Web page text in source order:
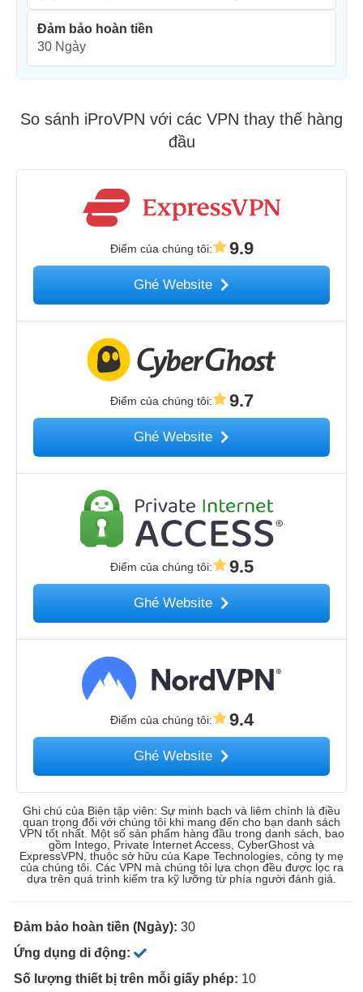
Đảm bảo hoàn tiền
30 Ngày
So sánh iProVPN với các VPN thay thế hàng
đầu
Điểm của chúng tôi: 9.9
Ghé Website
Điểm của chúng tôi: 9.7
Ghé Website
Điểm của chúng tôi: 9.5
Ghé Website
Điểm của chúng tôi: 9.4
Ghé Website
Ghi chú của Biên tập viên: Sự minh bạch và liêm chính là điều
quan trọng đối với chúng tôi khi mang đến cho bạn danh sách
VPN tốt nhất. Một số sản phẩm hàng đầu trong danh sách, bao
gồm Intego, Private Internet Access, CyberGhost và
ExpressVPN, thuộc sở hữu của Kape Technologies, công ty mẹ
của chúng tôi. Các VPN mà chúng tôi lựa chọn đều được lọc ra
dựa trên quá trình kiểm tra kỹ lưỡng từ phía người đánh giá.
Đảm bảo hoàn tiền (Ngày): 30
Ứng dụng di động:
Số lượng thiết bị trên mỗi giấy phép: 10